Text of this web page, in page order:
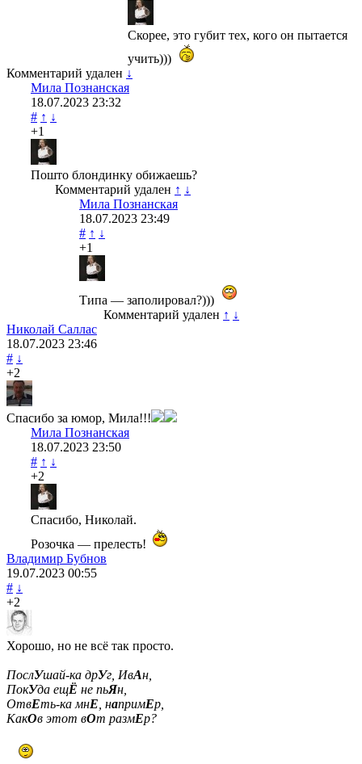
Скорее, это губит тех, кого он пытается
учить)))
Комментарий удален ↓
Мила Познанская
18.07.2023 23:32
# ↑ ↓
+1
Пошто блондинку обижаешь?
Комментарий удален ↑ ↓
Мила Познанская
18.07.2023 23:49
# ↑ ↓
+1
Типа — заполировал?)))
Комментарий удален ↑ ↓
Николай Саллас
18.07.2023 23:46
# ↓
+2
Спасибо за юмор, Мила!!!
Мила Познанская
18.07.2023 23:50
# ↑ ↓
+2
Спасибо, Николай.
Розочка — прелесть!
Владимир Бубнов
19.07.2023 00:55
# ↓
+2
Хорошо, но не всё так просто.
ПослУшай-ка дрУг, ИвАн,
ПокУда ещЁ не пьЯн,
ОтвЕть-ка мнЕ, напримЕр,
КакОв этот вОт размЕр?